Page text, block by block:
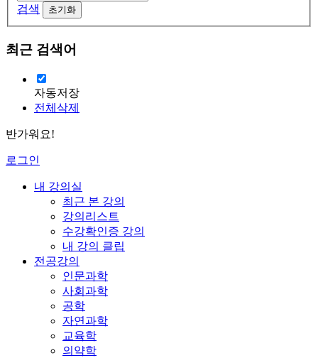
검색
최근 검색어
자동저장
전체삭제
반가워요!
로그인
내 강의실
최근 본 강의
강의리스트
수강확인증 강의
내 강의 클립
전공강의
인문과학
사회과학
공학
자연과학
교육학
의약학